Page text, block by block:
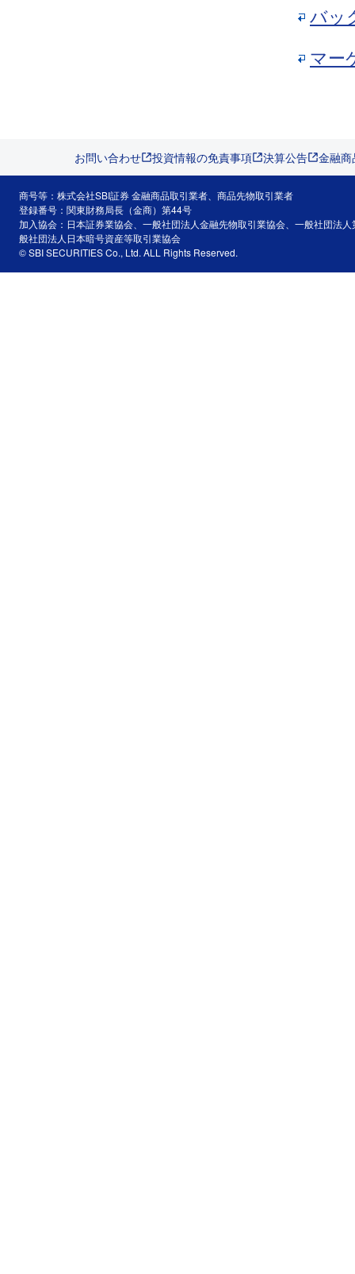
バッ
マー
お問い合わせ 投資情報の免責事項 決算公告 金融
商号等：株式会社SBI証券 金融商品取引業者、商品先物取引業者
登録番号：関東財務局長（金商）第44号
加入協会：日本証券業協会、一般社団法人金融先物取引業協会、一般社団法
般社団法人日本暗号資産等取引業協会
© SBI SECURITIES Co., Ltd. ALL Rights Reserved.